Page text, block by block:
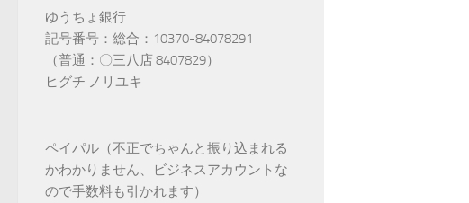
ゆうちょ銀行
記号番号：総合：10370-84078291
（普通：〇三八店 8407829）
ヒグチ ノリユキ
ペイパル（不正でちゃんと振り込まれる
かわかりません、ビジネスアカウントな
ので手数料も引かれます）